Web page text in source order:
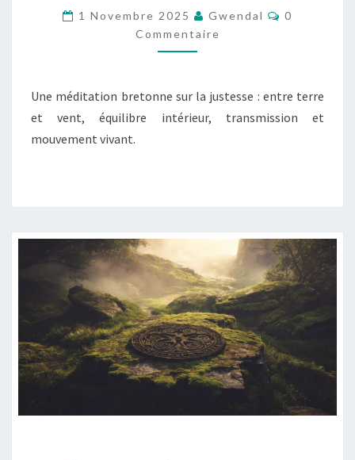
VOIE
:
SAGESSE
ET
ÉQUILIBRE
1 Novembre 2025 Gwendal
0
Commentaire
Une méditation bretonne sur la justesse : entre terre
et vent, équilibre intérieur, transmission et
mouvement vivant.